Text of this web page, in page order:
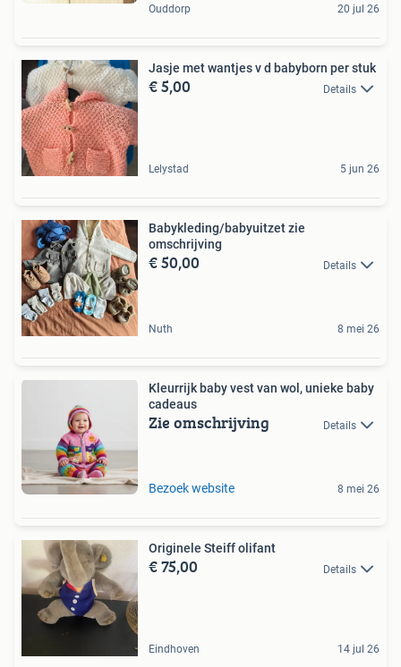
Ouddorp 20 jul 26
Jasje met wantjes v d babyborn per stuk
€ 5,00 Details
Lelystad 5 jun 26
Babykleding/babyuitzet zie
omschrijving
€ 50,00 Details
Nuth 8 mei 26
Kleurrijk baby vest van wol, unieke baby
cadeaus
Zie omschrijving Details
Bezoek website 8 mei 26
Originele Steiff olifant
€ 75,00 Details
Eindhoven 14 jul 26